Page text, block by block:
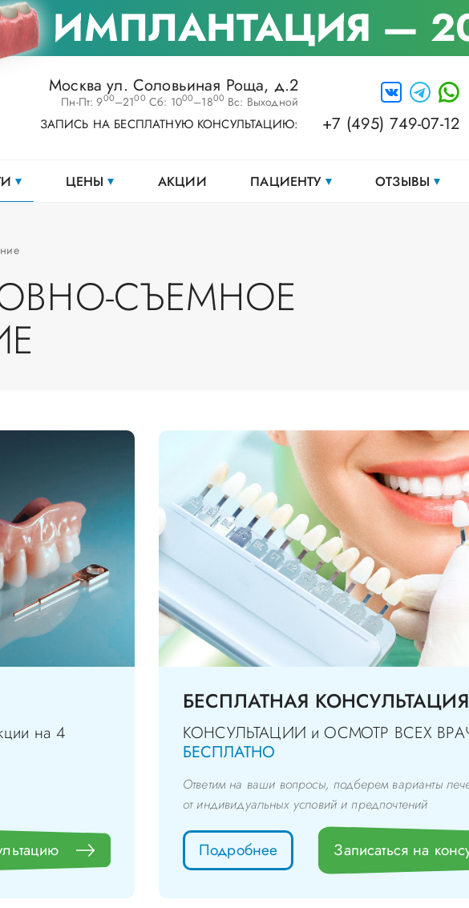
ИМПЛАНТАЦИЯ —
Москва ул. Соловьиная Роща, д.2
Пн-Пт: 900–2100 Сб: 1000–1800 Вс: Выходной
ЗАПИСЬ НА БЕСПЛАТНУЮ КОНСУЛЬТАЦИЮ: +7 (495) 749-07-12
ЦЕНЫ АКЦИИ ПАЦИЕНТУ ОТЗЫВЫ
СЪЕМНОЕ
на 4
БЕСПЛАТНАЯ КОНСУЛЬТАЦИЯ
КОНСУЛЬТАЦИИ и ОСМОТР ВСЕХ
БЕСПЛАТНО
Ответим на ваши вопросы, подберем варианты
от индивидуальных условий и предпочтений
Подробнее Записаться на